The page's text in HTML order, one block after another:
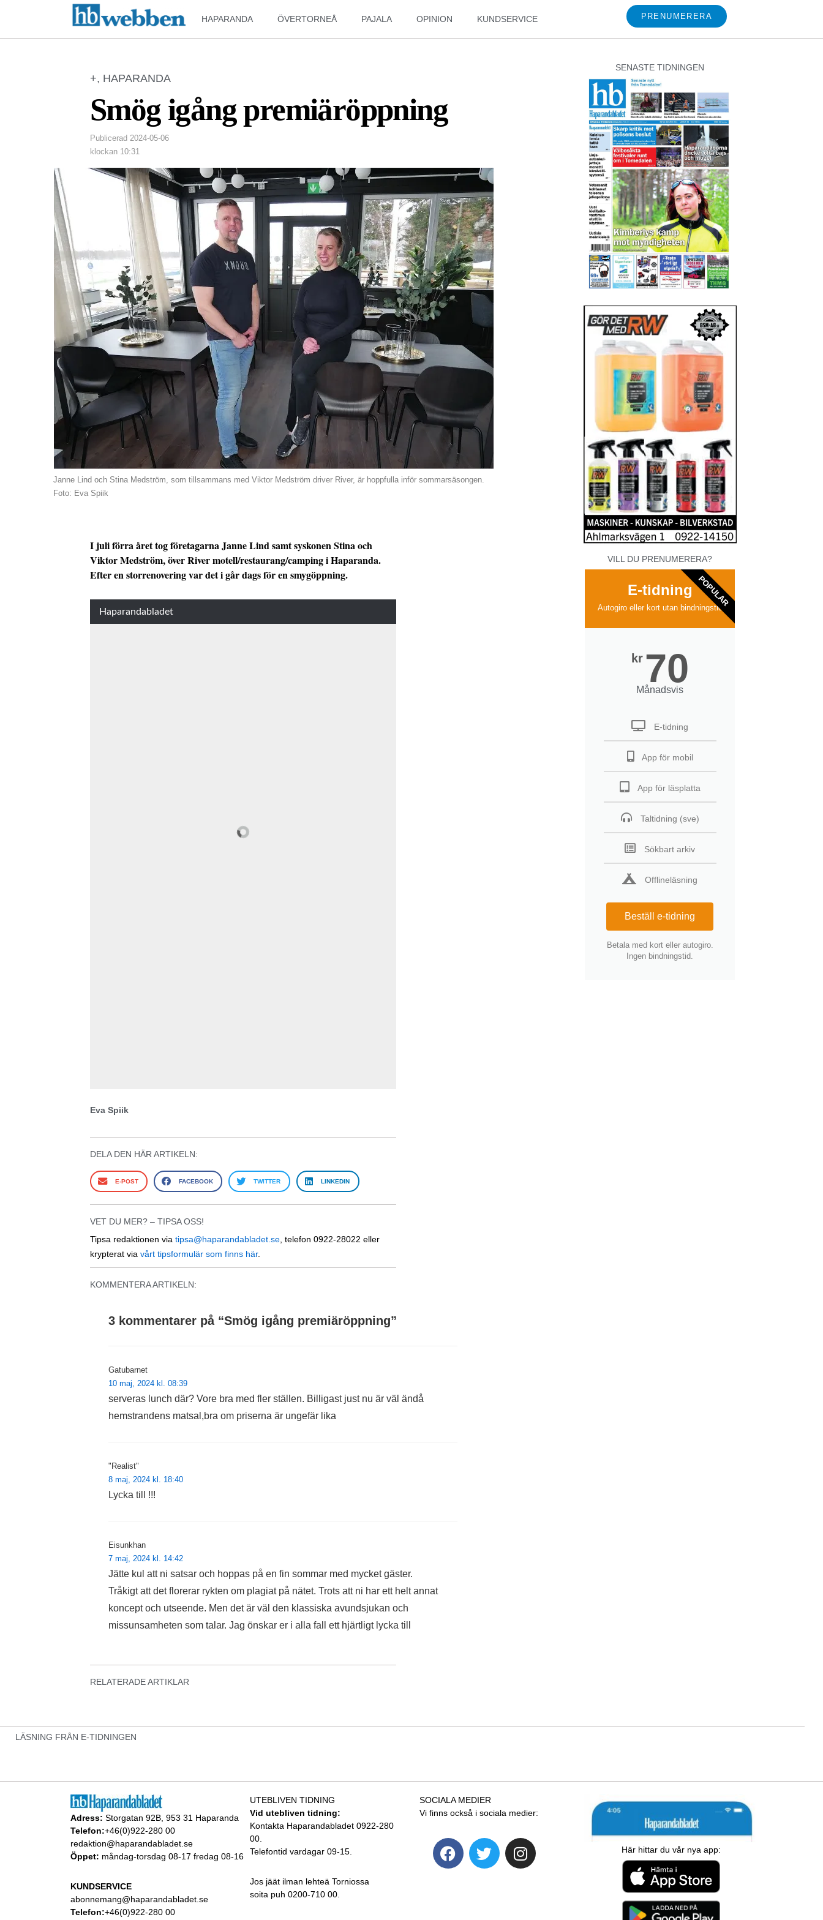
HAPARANDA ÖVERTORNEÅ PAJALA OPINION KUNDSERVICE PRENUMERERA
+, HAPARANDA
Smög igång premiäröppning
Publicerad 2024-05-06
klockan 10:31
Janne Lind och Stina Medström, som tillsammans med Viktor Medström driver River, är hoppfulla inför sommarsäsongen.
Foto: Eva Spiik
I juli förra året tog företagarna Janne Lind samt syskonen Stina och
Viktor Medström, över River motell/restaurang/camping i Haparanda.
Efter en storrenovering var det i går dags för en smygöppning.
Eva Spiik
DELA DEN HÄR ARTIKELN:
E-POST FACEBOOK TWITTER LINKEDIN
VET DU MER? – TIPSA OSS!
Tipsa redaktionen via tipsa@haparandabladet.se , telefon 0922-28022 eller
krypterat via vårt tipsformulär som finns här.
KOMMENTERA ARTIKELN:
3 kommentarer på “Smög igång premiäröppning”
Gatubarnet
10 maj, 2024 kl. 08:39
serveras lunch där? Vore bra med fler ställen. Billigast just nu är väl ändå
hemstrandens matsal,bra om priserna är ungefär lika
"Realist"
8 maj, 2024 kl. 18:40
Lycka till !!!
Eisunkhan
7 maj, 2024 kl. 14:42
Jätte kul att ni satsar och hoppas på en fin sommar med mycket gäster.
Tråkigt att det florerar rykten om plagiat på nätet. Trots att ni har ett helt annat
koncept och utseende. Men det är väl den klassiska avundsjukan och
missunsamheten som talar. Jag önskar er i alla fall ett hjärtligt lycka till
RELATERADE ARTIKLAR
SENASTE TIDNINGEN
VILL DU PRENUMERERA?
E-tidning
Autogiro eller kort utan bindningstid
kr 70
Månadsvis
E-tidning
App för mobil
App för läsplatta
Taltidning (sve)
Sökbart arkiv
Offlineläsning
Beställ e-tidning
Betala med kort eller autogiro.
Ingen bindningstid.
POPULAR
LÄSNING FRÅN E-TIDNINGEN
Adress: Storgatan 92B, 953 31 Haparanda
Telefon:+46(0)922-280 00
redaktion@haparandabladet.se
Öppet: måndag-torsdag 08-17 fredag 08-16
KUNDSERVICE
abonnemang@haparandabladet.se
Telefon:+46(0)922-280 00
UTEBLIVEN TIDNING
Vid utebliven tidning:
Kontakta Haparandabladet 0922-280
00.
Telefontid vardagar 09-15.
Jos jäät ilman lehteä Torniossa
soita puh 0200-710 00.
SOCIALA MEDIER
Vi finns också i sociala medier:
Här hittar du vår nya app: